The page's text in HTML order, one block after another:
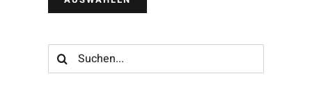
Suche
nach: